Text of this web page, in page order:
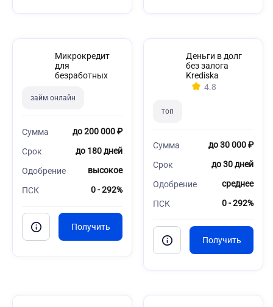
Микрокредит
для
безработных
займ онлайн
Сумма до 200 000 ₽
Срок до 180 дней
Одобрение высокое
ПСК 0 - 292%
Деньги в долг
без залога
Krediska
4.8
топ
Сумма до 30 000 ₽
Срок до 30 дней
Одобрение среднее
ПСК 0 - 292%